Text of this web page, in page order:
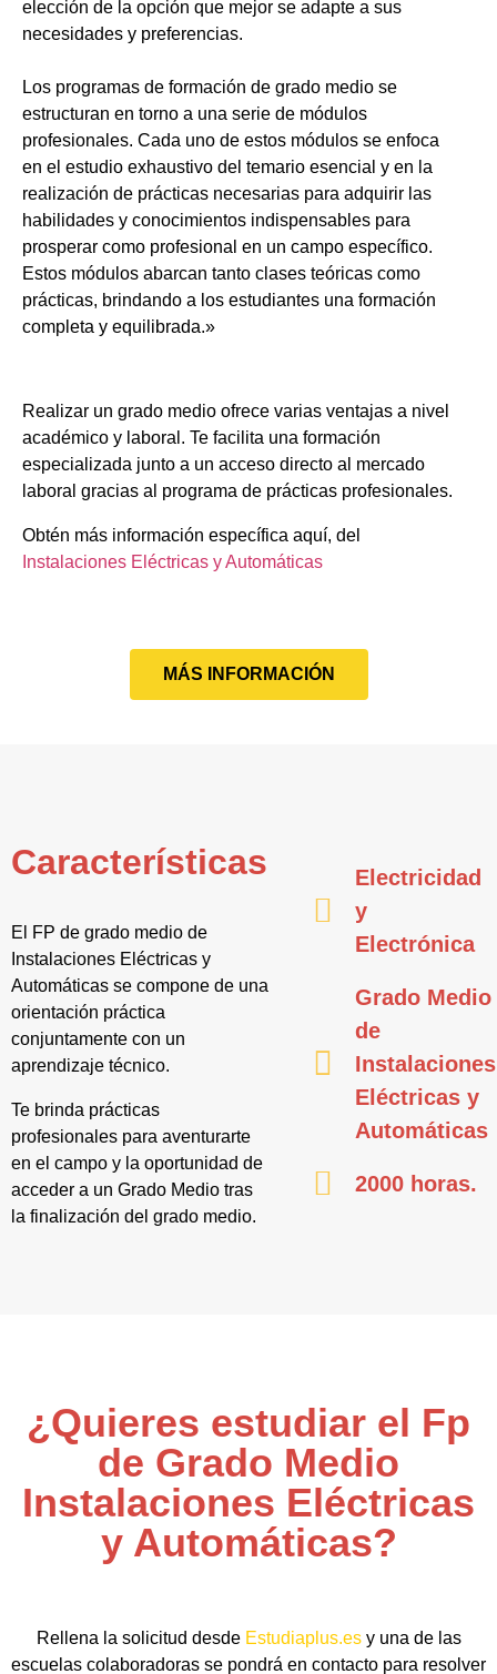
elección de la opción que mejor se adapte a sus
necesidades y preferencias.
Los programas de formación de grado medio se
estructuran en torno a una serie de módulos
profesionales. Cada uno de estos módulos se enfoca
en el estudio exhaustivo del temario esencial y en la
realización de prácticas necesarias para adquirir las
habilidades y conocimientos indispensables para
prosperar como profesional en un campo específico.
Estos módulos abarcan tanto clases teóricas como
prácticas, brindando a los estudiantes una formación
completa y equilibrada.»
Realizar un grado medio ofrece varias ventajas a nivel
académico y laboral. Te facilita una formación
especializada junto a un acceso directo al mercado
laboral gracias al programa de prácticas profesionales.
Obtén más información específica aquí, del
Instalaciones Eléctricas y Automáticas
MÁS INFORMACIÓN
Características
El FP de grado medio de
Instalaciones Eléctricas y
Automáticas se compone de una
orientación práctica
conjuntamente con un
aprendizaje técnico.
Te brinda prácticas
profesionales para aventurarte
en el campo y la oportunidad de
acceder a un Grado Medio tras
la finalización del grado medio.
Electricidad
y
Electrónica
Grado Medio
de
Instalaciones
Eléctricas y
Automáticas
2000 horas.
¿Quieres estudiar el Fp
de Grado Medio
Instalaciones Eléctricas
y Automáticas?
Rellena la solicitud desde Estudiaplus.esy una de las
escuelas colaboradoras se pondrá en contacto para resolver